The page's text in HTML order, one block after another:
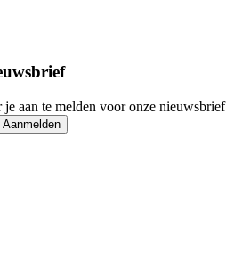
aan te melden voor onze nieuwsbrief
Aanmelden